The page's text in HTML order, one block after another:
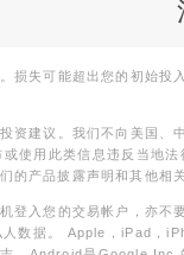
失可能超出您的初始投
资建议。我们不向美国、
使用此类信息违反当地
的产品披露声明和其他相关
登入您的交易帐户，亦不
人数据。 Apple，iPad，